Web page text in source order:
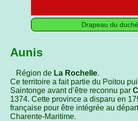
Drapeau du
Aunis
Région de La Rochelle.
Ce territoire a fait partie du Poitou
Saintonge avant d’être reconnu par
1374. Cette province a disparu en
française pour être intégrée au
Charente-Maritime.